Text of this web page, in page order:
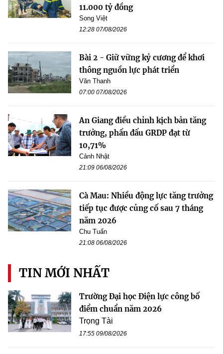
11.000 tỷ đồng
Song Việt
12:28 07/08/2026
Bài 2 - Giữ vững kỷ cương để khơi
thông nguồn lực phát triển
Văn Thanh
07:00 07/08/2026
An Giang điều chỉnh kịch bản tăng
trưởng, phấn đấu GRDP đạt từ
10,71%
Cảnh Nhật
21:09 06/08/2026
Cà Mau: Nhiều động lực tăng trưởng
tiếp tục được củng cố sau 7 tháng
năm 2026
Chu Tuấn
21:08 06/08/2026
TIN MỚI NHẤT
Trường Đại học Điện lực công bố
điểm chuẩn năm 2026
Trọng Tài
17:55 09/08/2026